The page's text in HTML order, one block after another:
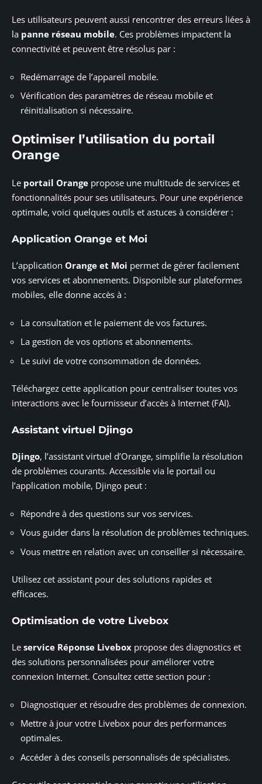
Les utilisateurs peuvent aussi rencontrer des erreurs liées à
la panne réseau mobile. Ces problèmes impactent la
connectivité et peuvent être résolus par :
Redémarrage de l’appareil mobile.
Vérification des paramètres de réseau mobile et
réinitialisation si nécessaire.
Optimiser l’utilisation du portail
Orange
Le portail Orange propose une multitude de services et
fonctionnalités pour ses utilisateurs. Pour une expérience
optimale, voici quelques outils et astuces à considérer :
Application Orange et Moi
L’application Orange et Moi permet de gérer facilement
vos services et abonnements. Disponible sur plateformes
mobiles, elle donne accès à :
La consultation et le paiement de vos factures.
La gestion de vos options et abonnements.
Le suivi de votre consommation de données.
Téléchargez cette application pour centraliser toutes vos
interactions avec le fournisseur d’accès à Internet (FAI).
Assistant virtuel Djingo
Djingo, l’assistant virtuel d’Orange, simplifie la résolution
de problèmes courants. Accessible via le portail ou
l’application mobile, Djingo peut :
Répondre à des questions sur vos services.
Vous guider dans la résolution de problèmes techniques.
Vous mettre en relation avec un conseiller si nécessaire.
Utilisez cet assistant pour des solutions rapides et
efficaces.
Optimisation de votre Livebox
Le service Réponse Livebox propose des diagnostics et
des solutions personnalisées pour améliorer votre
connexion Internet. Consultez cette section pour :
Diagnostiquer et résoudre des problèmes de connexion.
Mettre à jour votre Livebox pour des performances
optimales.
Accéder à des conseils personnalisés de spécialistes.